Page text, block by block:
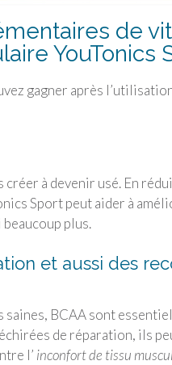
de
YouTonics
gagner après
créer à devenir usé. En
Sport peut aider à
plus.
et aussi des
BCAA sont
de réparation, ils
l’ inconfort de tissu